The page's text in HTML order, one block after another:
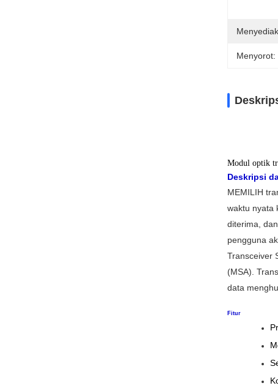
Menyorot:
Modul optik
Deskripsi
MEMILIH
waktu nyata
diterima,
pengguna
Transceiver
(MSA).
data
Fitur